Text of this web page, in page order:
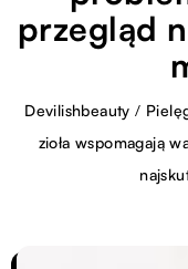
przegląd
Devilishbeauty /
zioła wspomagają